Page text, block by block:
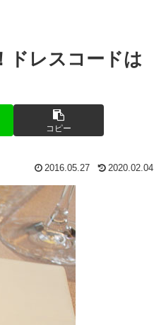
ドレスコードは
コピー
2016.05.27 2020.02.04